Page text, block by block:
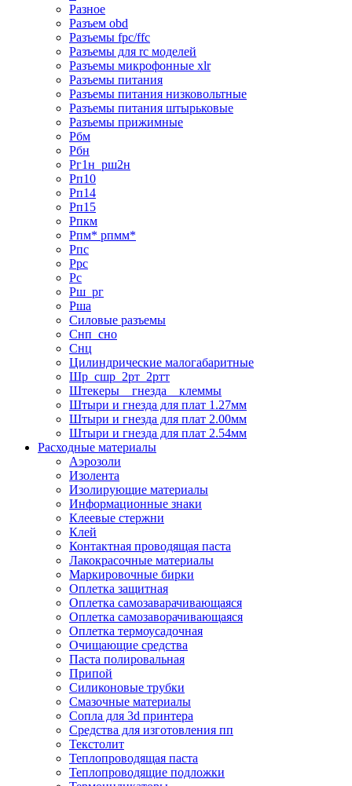
Разное
Разъем obd
Разъемы fpc/ffc
Разъемы для rc моделей
Разъемы микрофонные xlr
Разъемы питания
Разъемы питания низковольтные
Разъемы питания штырьковые
Разъемы прижимные
Рбм
Рбн
Рг1н_рш2н
Рп10
Рп14
Рп15
Рпкм
Рпм* рпмм*
Рпс
Ррс
Рс
Рш_рг
Рша
Силовые разъемы
Снп_сно
Снц
Цилиндрические малогабаритные
Шр_сшр_2рт_2ртт
Штекеры _ гнезда _ клеммы
Штыри и гнезда для плат 1.27мм
Штыри и гнезда для плат 2.00мм
Штыри и гнезда для плат 2.54мм
Расходные материалы
Аэрозоли
Изолента
Изолирующие материалы
Информационные знаки
Клеевые стержни
Клей
Контактная проводящая паста
Лакокрасочные материалы
Маркировочные бирки
Оплетка защитная
Оплетка самозаварачивающаяся
Оплетка самозаворачивающаяся
Оплетка термоусадочная
Очищающие средства
Паста полировальная
Припой
Силиконовые трубки
Смазочные материалы
Сопла для 3d принтера
Средства для изготовления пп
Текстолит
Теплопроводящая паста
Теплопроводящие подложки